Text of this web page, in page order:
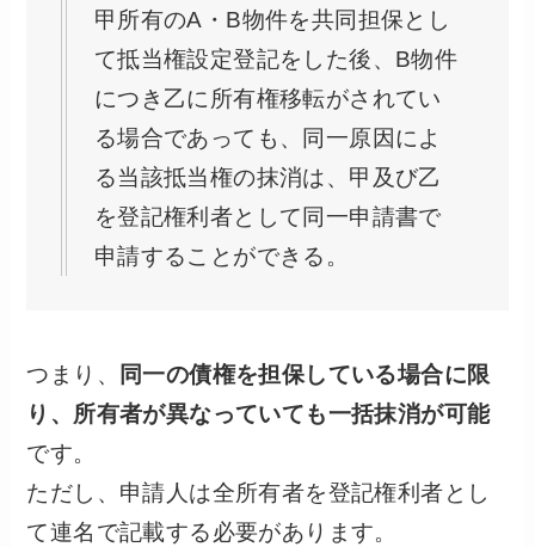
甲所有のA・B物件を共同担保とし
て抵当権設定登記をした後、B物件
につき乙に所有権移転がされてい
る場合であっても、同一原因によ
る当該抵当権の抹消は、甲及び乙
を登記権利者として同一申請書で
申請することができる。
つまり、
同一の債権を担保している場合に限
り、所有者が異なっていても一括抹消が可能
です。
ただし、申請人は全所有者を登記権利者とし
て連名で記載する必要があります。